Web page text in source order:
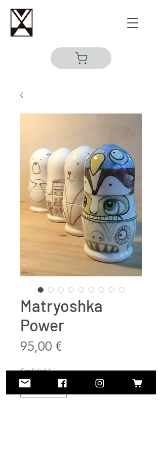
Matryoshka
Power
95,00 €Precio
Cantidad *